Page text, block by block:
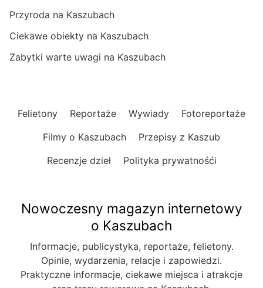
Przyroda na Kaszubach
Ciekawe obiekty na Kaszubach
Zabytki warte uwagi na Kaszubach
Felietony Reportaże Wywiady
Fotoreportaże
Filmy o Kaszubach
Przepisy z Kaszub
Recenzje dzieł
Polityka prywatnośći
Nowoczesny magazyn internetowy
o Kaszubach
Informacje, publicystyka, reportaże, felietony.
Opinie, wydarzenia, relacje i zapowiedzi.
Praktyczne informacje, ciekawe miejsca i atrakcje